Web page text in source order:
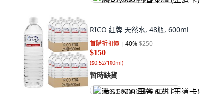
RICO 紅牌 天然水, 48瓶, 600ml
首購折扣價 40%$250
$150
($0.52/100ml)
暫時缺貨
满 $1,500 再省 $75 (王道卡)